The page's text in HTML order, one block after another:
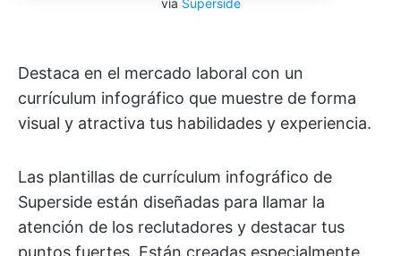
vía Superside
Destaca en el mercado laboral con un
currículum infográfico que muestre de forma
visual y atractiva tus habilidades y experiencia.
Las plantillas de currículum infográfico de
Superside están diseñadas para llamar la
atención de los reclutadores y destacar tus
puntos fuertes. Están creadas especialmente